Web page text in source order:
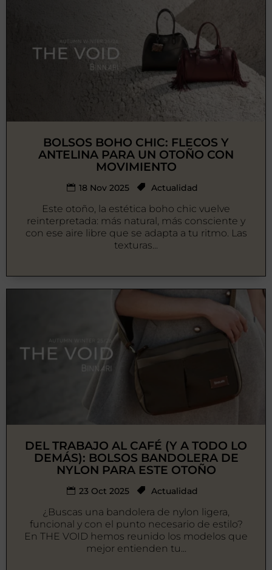
BOLSOS BOHO CHIC: FLECOS Y
ANTELINA PARA UN OTOÑO CON
MOVIMIENTO
18 Nov 2025 Actualidad
Este otoño, la estética boho chic vuelve
reinterpretada: más natural, más consciente y
con ese aire libre que se adapta a tu ritmo. Las
texturas...
DEL TRABAJO AL CAFÉ (Y A TODO LO
DEMÁS): BOLSOS BANDOLERA DE
NYLON PARA ESTE OTOÑO
23 Oct 2025 Actualidad
¿Buscas una bandolera de nylon ligera,
funcional y con el punto necesario de estilo?
En THE VOID hemos reunido los modelos que
mejor entienden tu...